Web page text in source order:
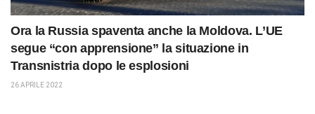
Ora la Russia spaventa anche la Moldova. L’UE
segue “con apprensione” la situazione in
Transnistria dopo le esplosioni
26 APRILE 2022